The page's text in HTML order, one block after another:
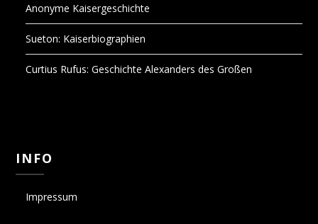
Anonyme Kaisergeschichte
Sueton: Kaiserbiographien
Curtius Rufus: Geschichte Alexanders des Großen
INFO
Impressum